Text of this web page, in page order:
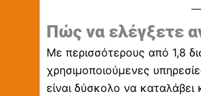
Πώς να ελέγξετε
Mε περισσότερους από 1,8
χρησιμοποιούμενες
είναι δύσκολο να